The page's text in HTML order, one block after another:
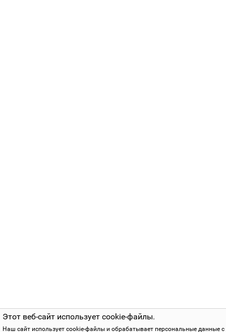
Этот веб-сайт использует cookie-файлы.
Наш сайт использует cookie-файлы и обрабатывает персональные данные с